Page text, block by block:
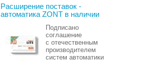
Расширение поставок -
автоматика ZONT в наличии
Подписано
соглашение
с отечественным
производителем
систем автоматики